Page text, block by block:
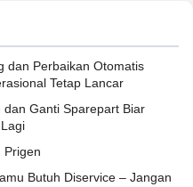
dan Perbaikan Otomatis
Tetap Lancar
Ganti Sparepart Biar
Prigen
Butuh Diservice – Jangan